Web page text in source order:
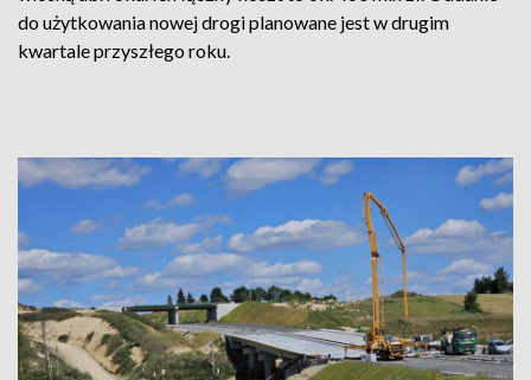
do użytkowania nowej drogi planowane jest w drugim
kwartale przyszłego roku.